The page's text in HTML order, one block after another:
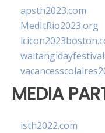
apsth2023.com
MedItRio2023.org
MEDIA
isth2022.com